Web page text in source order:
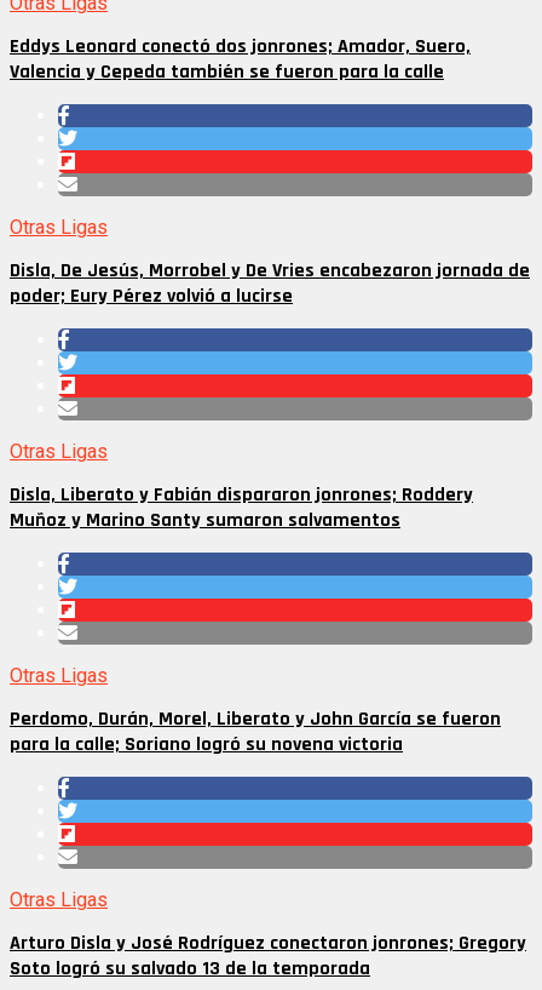
Eddys Leonard conectó dos jonrones; Amador, Suero,
Valencia y Cepeda también se fueron para la calle
Otras Ligas
Disla, De Jesús, Morrobel y De Vries encabezaron jornada de
poder; Eury Pérez volvió a lucirse
Otras Ligas
Disla, Liberato y Fabián dispararon jonrones; Roddery
Muñoz y Marino Santy sumaron salvamentos
Otras Ligas
Perdomo, Durán, Morel, Liberato y John García se fueron
para la calle; Soriano logró su novena victoria
Otras Ligas
Arturo Disla y José Rodríguez conectaron jonrones; Gregory
Soto logró su salvado 13 de la temporada